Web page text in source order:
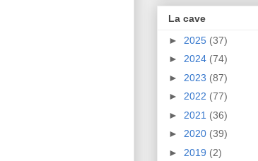
La cave
► 2025 (37)
► 2024 (74)
► 2023 (87)
► 2022 (77)
► 2021 (36)
► 2020 (39)
► 2019 (2)